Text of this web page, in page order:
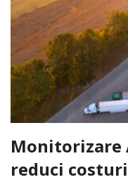
Monitorizare
reduci